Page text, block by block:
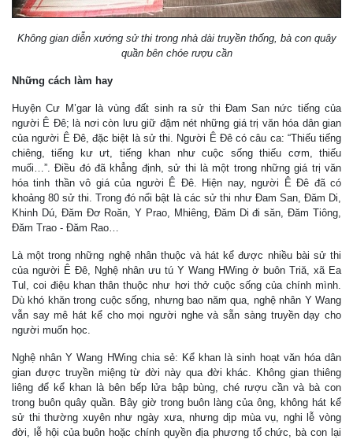
Không gian diễn xướng sử thi trong nhà dài truyền thống, bà con quây
quần bên chóe rượu cần
Những cách làm hay
Huyện Cư M’gar là vùng đất sinh ra sử thi Đam San nức tiếng của
người Ê Đê; là nơi còn lưu giữ đậm nét những giá trị văn hóa dân gian
của người Ê Đê, đặc biệt là sử thi. Người Ê Đê có câu ca: “Thiếu tiếng
chiêng, tiếng kư ưt, tiếng khan như cuộc sống thiếu cơm, thiếu
muối…”. Điều đó đã khẳng định, sử thi là một trong những giá trị văn
hóa tinh thần vô giá của người Ê Đê. Hiện nay, người Ê Đê đã có
khoảng 80 sử thi. Trong đó nổi bật là các sử thi như Đam San, Đăm Di,
Khinh Dú, Đăm Đơ Roăn, Y Prao, Mhiêng, Đăm Di đi săn, Đăm Tiông,
Đăm Trao - Đăm Rao…
Là một trong những nghệ nhân thuộc và hát kể được nhiều bài sử thi
của người Ê Đê, Nghệ nhân ưu tú Y Wang HWing ở buôn Triă, xã Ea
Tul, coi điệu khan thân thuộc như hơi thở cuộc sống của chính mình.
Dù khó khăn trong cuộc sống, nhưng bao năm qua, nghệ nhân Y Wang
vẫn say mê hát kể cho mọi người nghe và sẵn sàng truyền dạy cho
người muốn học.
Nghệ nhân Y Wang HWing chia sẻ: Kể khan là sinh hoạt văn hóa dân
gian được truyền miệng từ đời này qua đời khác. Không gian thiêng
liêng để kể khan là bên bếp lửa bập bùng, ché rượu cần và bà con
trong buôn quây quần. Bây giờ trong buôn làng của ông, không hát kể
sử thi thường xuyên như ngày xưa, nhưng dịp mùa vụ, nghi lễ vòng
đời, lễ hội của buôn hoặc chính quyền địa phương tổ chức, bà con lại